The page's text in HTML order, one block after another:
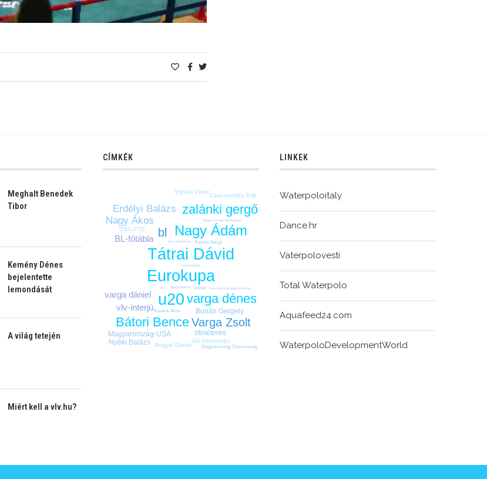
Meghalt Benedek
Tibor
Kemény Dénes
bejelentette
lemondását
A világ tetején
Miért kell a vlv.hu?
CÍMKÉK
Eurokupa
Tátrai Dávid
u20
Nagy Ádám
Bátori Bence
varga dénes
zalánki gergő
bl
Varga Zsolt
Erdélyi Balázs
Nagy Ákos
BL-főtábla
varga dániel
vlv-interjú
Burián Gergely
Magyarország-USA
Nyéki Balázs
ötméteres
Angyal Dániel
Csacsovszky Erik
OSC-FTC
Vigvári Vince
élő közvetítés
edzés
Fekete Gergő
Konarik Ákos
Magyarország-Olaszország
Balogh Botond Horvátország-Magyarország
Jansik Szilárd
Magyarország-Montenegró
OB1
olasz bajnokság
LINKEK
Waterpoloitaly
Dance.hr
Vaterpolovesti
Total Waterpolo
Aquafeed24.com
WaterpoloDevelopmentWorld